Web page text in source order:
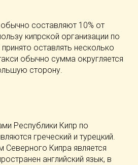
составляют 10% от
кипрской организации по
оставлять несколько
обычно сумма округляется
сторону.
Республики Кипр по
греческий и турецкий.
Кипра является
английский язык, в